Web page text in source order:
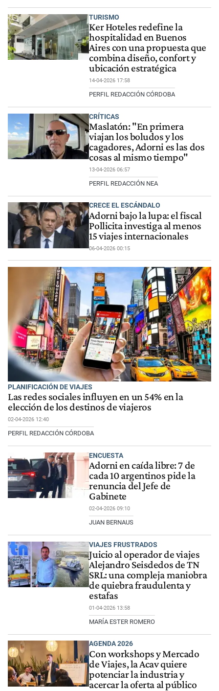
TURISMO
Ker Hoteles redefine la
hospitalidad en Buenos
Aires con una propuesta que
combina diseño, confort y
ubicación estratégica
14-04-2026 17:58
PERFIL REDACCIÓN CÓRDOBA
CRÍTICAS
Maslatón: "En primera
viajan los boludos y los
cagadores, Adorni es las dos
cosas al mismo tiempo"
13-04-2026 06:57
PERFIL REDACCIÓN NEA
CRECE EL ESCÁNDALO
Adorni bajo la lupa: el fiscal
Pollicita investiga al menos
15 viajes internacionales
06-04-2026 00:15
PLANIFICACIÓN DE VIAJES
Las redes sociales influyen en un 54% en la
elección de los destinos de viajeros
02-04-2026 12:40
PERFIL REDACCIÓN CÓRDOBA
ENCUESTA
Adorni en caída libre: 7 de
cada 10 argentinos pide la
renuncia del Jefe de
Gabinete
02-04-2026 09:10
JUAN BERNAUS
VIAJES FRUSTRADOS
Juicio al operador de viajes
Alejandro Seisdedos de TN
SRL: una compleja maniobra
de quiebra fraudulenta y
estafas
01-04-2026 13:58
MARÍA ESTER ROMERO
AGENDA 2026
Con workshops y Mercado
de Viajes, la Acav quiere
potenciar la industria y
acercar la oferta al público